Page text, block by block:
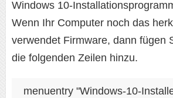
Windows 10-
Wenn Ihr Computer noch das
verwendet Firmware, dann fügen
die folgenden Zeilen hinzu.
menuentry "Windows-10-